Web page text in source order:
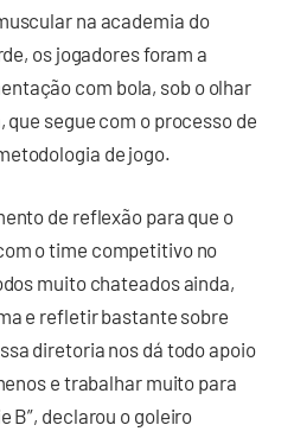
na academia do
os jogadores foram a
com bola, sob o olhar
segue com o processo de
de jogo.
de reflexão para que o
o time competitivo no
muito chateados ainda,
e refletir bastante sobre
diretoria nos dá todo apoio
e trabalhar muito para
B”, declarou o goleiro